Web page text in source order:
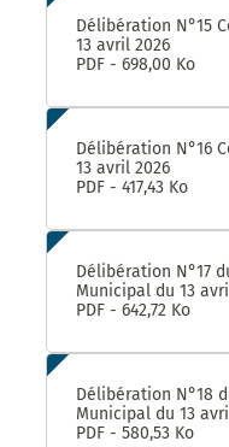
Délibération N°15
13 avril 2026
PDF - 698,00 Ko
Délibération N°16
13 avril 2026
PDF - 417,43 Ko
Délibération N°17
Municipal du 13
PDF - 642,72 Ko
Délibération N°18
Municipal du 13
PDF - 580,53 Ko